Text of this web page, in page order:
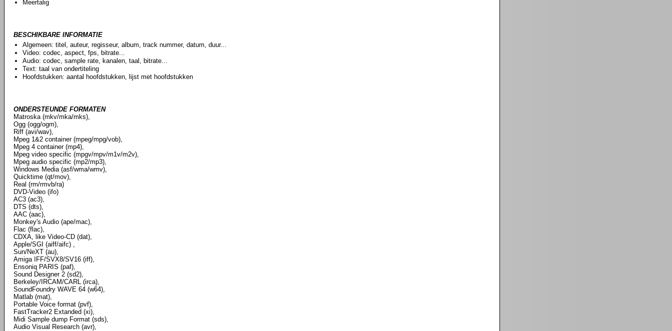
Meertalig
BESCHIKBARE INFORMATIE
Algemeen: titel, auteur, regisseur, album, track nummer, datum, duur...
Video: codec, aspect, fps, bitrate...
Audio: codec, sample rate, kanalen, taal, bitrate...
Text: taal van ondertiteling
Hoofdstukken: aantal hoofdstukken, lijst met hoofdstukken
ONDERSTEUNDE FORMATEN
Matroska (mkv/mka/mks),
Ogg (ogg/ogm),
Riff (avi/wav),
Mpeg 1&2 container (mpeg/mpg/vob),
Mpeg 4 container (mp4),
Mpeg video specific (mpgv/mpv/m1v/m2v),
Mpeg audio specific (mp2/mp3),
Windows Media (asf/wma/wmv),
Quicktime (qt/mov),
Real (rm/rmvb/ra)
DVD-Video (ifo)
AC3 (ac3),
DTS (dts),
AAC (aac),
Monkey's Audio (ape/mac),
Flac (flac),
CDXA, like Video-CD (dat),
Apple/SGI (aiff/aifc) ,
Sun/NeXT (au),
Amiga IFF/SVX8/SV16 (iff),
Ensoniq PARIS (paf),
Sound Designer 2 (sd2),
Berkeley/IRCAM/CARL (irca),
SoundFoundry WAVE 64 (w64),
Matlab (mat),
Portable Voice format (pvf),
FastTracker2 Extanded (xi),
Midi Sample dump Format (sds),
Audio Visual Research (avr),